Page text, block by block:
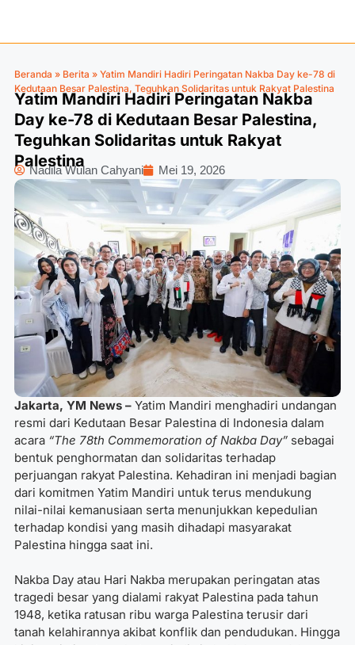
Beranda » Berita » Yatim Mandiri Hadiri Peringatan Nakba Day ke-78 di
Kedutaan Besar Palestina, Teguhkan Solidaritas untuk Rakyat Palestina
Yatim Mandiri Hadiri Peringatan Nakba
Day ke-78 di Kedutaan Besar Palestina,
Teguhkan Solidaritas untuk Rakyat
Palestina
Nadila Wulan Cahyani Mei 19, 2026
Jakarta, YM News – Yatim Mandiri menghadiri undangan
resmi dari Kedutaan Besar Palestina di Indonesia dalam
acara “The 78th Commemoration of Nakba Day” sebagai
bentuk penghormatan dan solidaritas terhadap
perjuangan rakyat Palestina. Kehadiran ini menjadi bagian
dari komitmen Yatim Mandiri untuk terus mendukung
nilai-nilai kemanusiaan serta menunjukkan kepedulian
terhadap kondisi yang masih dihadapi masyarakat
Palestina hingga saat ini.
Nakba Day atau Hari Nakba merupakan peringatan atas
tragedi besar yang dialami rakyat Palestina pada tahun
1948, ketika ratusan ribu warga Palestina terusir dari
tanah kelahirannya akibat konflik dan pendudukan. Hingga